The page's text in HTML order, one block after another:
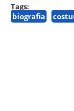
Tags:
biografia